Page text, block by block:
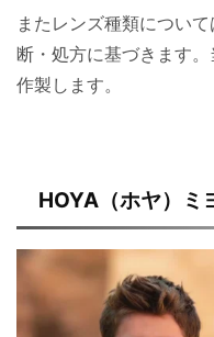
またレンズ種類につい
断・処方に基づきます
作製します。
HOYA（ホヤ）ミ